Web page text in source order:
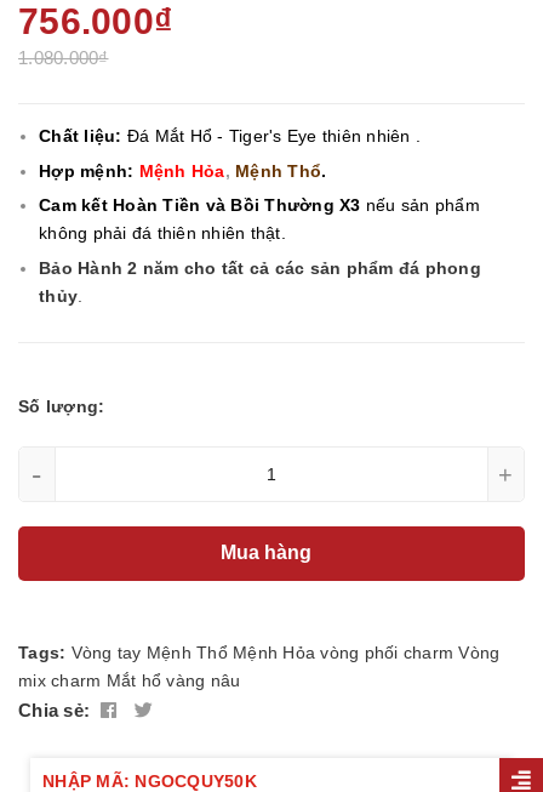
756.000₫
1.080.000₫
Chất liệu: Đá Mắt Hổ - Tiger's Eye thiên nhiên .
Hợp mệnh: Mệnh Hỏa, Mệnh Thổ.
Cam kết Hoàn Tiền và Bồi Thường X3 nếu sản phẩm
không phải đá thiên nhiên thật.
Bảo Hành 2 năm cho tất cả các sản phẩm đá phong
thủy
Số lượng:
- +
Mua hàng
Tags: Vòng tay Mệnh Thổ Mệnh Hỏa vòng phối charm Vòng
mix charm Mắt hổ vàng nâu
Chia sẻ:
NHẬP MÃ: NGOCQUY50K